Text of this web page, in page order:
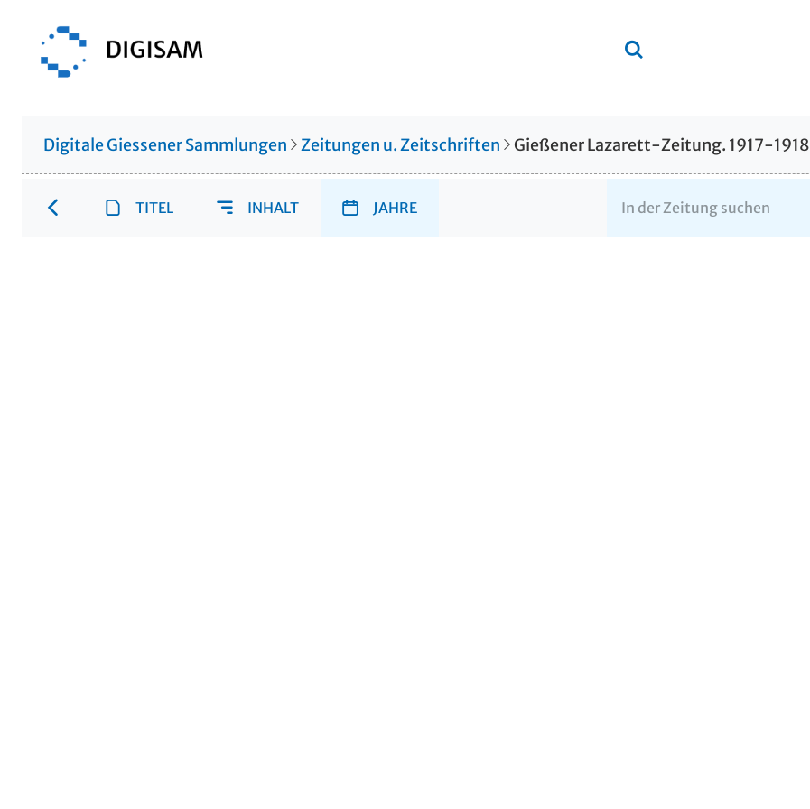
Digitale Giessener Sammlungen Zeitungen u. Zeitschriften Gießener Lazarett-Zeitung. 1917-1918
TITEL INHALT JAHRE